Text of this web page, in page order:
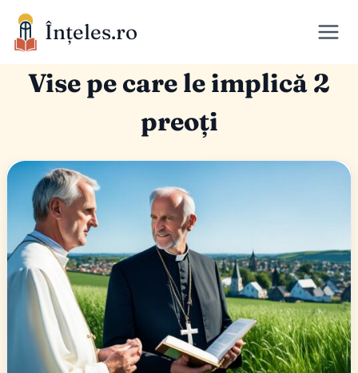
Skip
content
Înțeles.ro
Vise pe care le implică 2
preoți